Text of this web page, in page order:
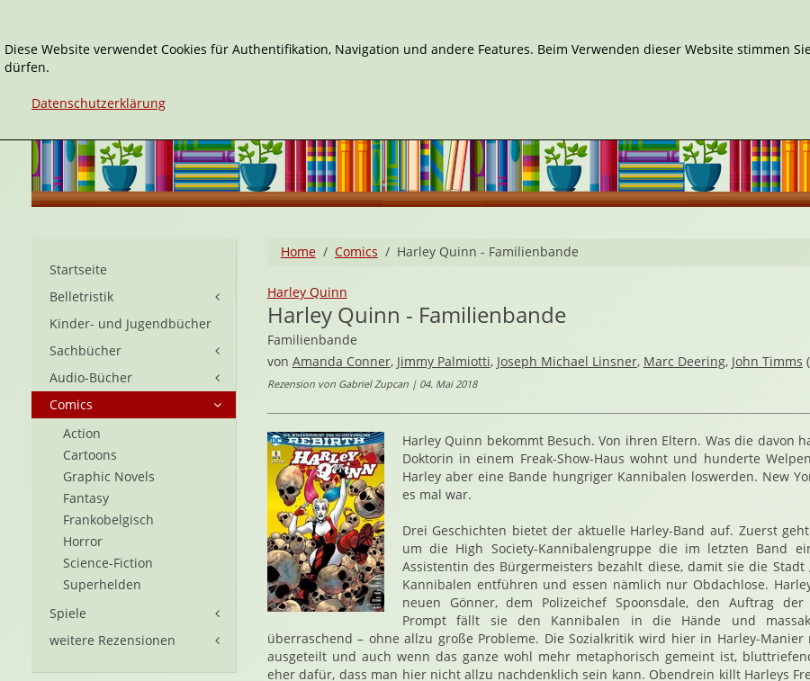
Home Comics Harley Quinn - Familienbande
Harley Quinn
Harley Quinn - Familienbande
Familienbande
von Amanda Conner, Jimmy Palmiotti, Joseph Michael Linsner, Marc Deering, John Timms
Rezension von Gabriel Zupcan | 04. Mai 2018
Harley Quinn bekommt Besuch. Von ihren Eltern. Was die davon
Doktorin in einem Freak-Show-Haus wohnt und hunderte
Harley aber eine Bande hungriger Kannibalen loswerden. New
es mal war.
Drei Geschichten bietet der aktuelle Harley-Band auf. Zuerst geht
um die High Society-Kannibalengruppe die im letzten Band
Assistentin des Bürgermeisters bezahlt diese, damit sie die Stadt
Kannibalen entführen und essen nämlich nur Obdachlose.
neuen Gönner, dem Polizeichef Spoonsdale, den Auftrag der
Prompt fällt sie den Kannibalen in die Hände und
überraschend – ohne allzu große Probleme. Die Sozialkritik wird hier in Harley-
ausgeteilt und auch wenn das ganze wohl mehr metaphorisch gemeint ist,
eher dafür, dass man hier nicht allzu nachdenklich sein kann. Obendrein killt Harleys
Startseite
Belletristik
Kinder- und Jugendbücher
Sachbücher
Audio-Bücher
Comics
Action
Cartoons
Graphic Novels
Fantasy
Frankobelgisch
Horror
Science-Fiction
Superhelden
Spiele
weitere Rezensionen
Diese Website verwendet Cookies für Authentifikation, Navigation und andere Features. Beim Verwenden dieser Website stimmen
dürfen.
Datenschutzerklärung